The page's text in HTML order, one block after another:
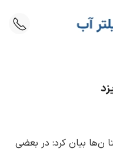
بیان کرد: در بعضی